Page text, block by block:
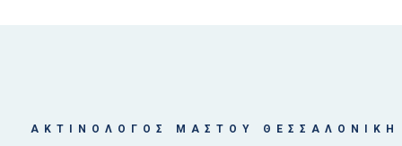
ΑΚΤΙΝΟΛΟΓΟΣ ΜΑΣΤΟΥ ΘΕΣΣΑΛΟΝΙΚΗ